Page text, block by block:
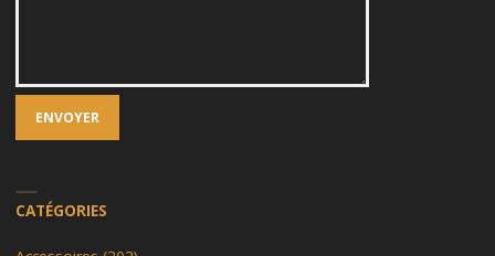
CATÉGORIES